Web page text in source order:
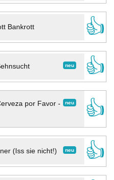
Bankrott
👍
neu
👍
neu
por Favor -
👍
neu
(Iss sie nicht!)
👍